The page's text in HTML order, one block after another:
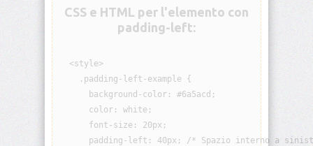
animation-
name
animation-
play-
state
animation-
timing-
function
CSS e HTML per l'elemento con
padding-left:
  <style>
    .padding-left-example {
      background-color: #6a5acd;
      color: white;
      font-size: 20px;
padding-left: 40px; /* Spazio interno a